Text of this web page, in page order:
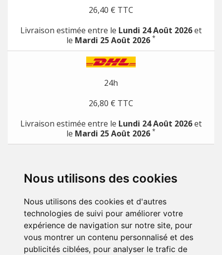
Nous utilisons des cookies
Nous utilisons des cookies et d'autres
technologies de suivi pour améliorer votre
expérience de navigation sur notre site, pour
vous montrer un contenu personnalisé et des
publicités ciblées, pour analyser le trafic de
26,40 € TTC
Livraison estimée entre le Lundi 24 Août 2026et
le Mardi 25 Août 2026 *
24h
26,80 € TTC
Livraison estimée entre le Lundi 24 Août 2026et
le Mardi 25 Août 2026 *
PRODUITS
NOTRE SOCIÉTÉ
VOTRE COMPTE